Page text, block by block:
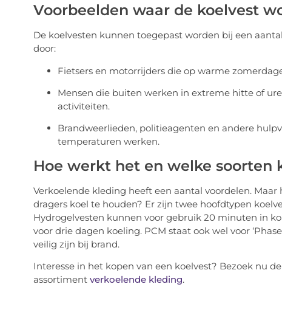
Voorbeelden waar de koelvest
De koelvesten kunnen toegepast worden bij een
door:
Fietsers en motorrijders die op warme
Mensen die buiten werken in extreme hitte of
activiteiten.
Brandweerlieden, politieagenten en andere
temperaturen werken.
Hoe werkt het en welke soorten
Verkoelende kleding heeft een aantal voordelen.
dragers koel te houden? Er zijn twee hoofdtypen
Hydrogelvesten kunnen voor gebruik 20 minuten in
voor drie dagen koeling. PCM staat ook wel voor
veilig zijn bij brand.
Interesse in het kopen van een koelvest? Bezoek nu
assortiment verkoelende kleding.